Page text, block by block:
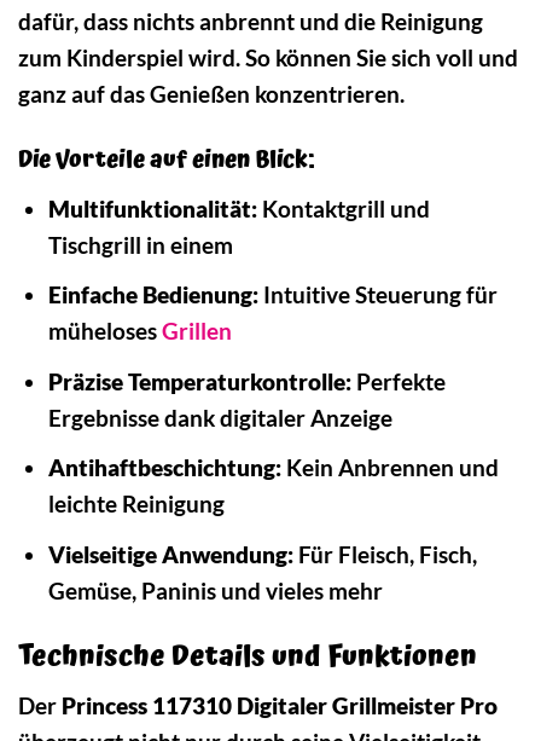
dafür, dass nichts anbrennt und die Reinigung
zum Kinderspiel wird. So können Sie sich voll und
ganz auf das Genießen konzentrieren.
Die Vorteile auf einen Blick:
Multifunktionalität:Kontaktgrill und
Tischgrill in einem
Einfache Bedienung:Intuitive Steuerung für
mühelosesGrillen
Präzise Temperaturkontrolle:Perfekte
Ergebnisse dank digitaler Anzeige
Antihaftbeschichtung:Kein Anbrennen und
leichte Reinigung
Vielseitige Anwendung:Für Fleisch, Fisch,
Gemüse, Paninis und vieles mehr
Technische Details und Funktionen
Der Princess 117310 Digitaler Grillmeister Pro